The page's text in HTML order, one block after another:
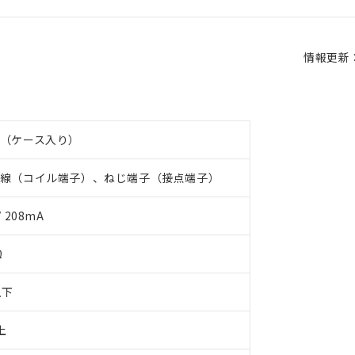
情報更新
ケース入り）
（コイル端子）、ねじ端子（接点端子）
208mA